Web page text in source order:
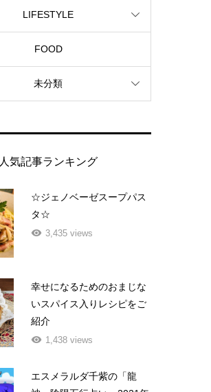
LIFESTYLE
FOOD
未分類
人気記事ランキング
☆ジェノベーゼスープパス
タ☆
3,435 views
幸せになるためのおまじな
いスパイス入りレシピをご
紹介
1,438 views
エスメラルダ千紫の「龍